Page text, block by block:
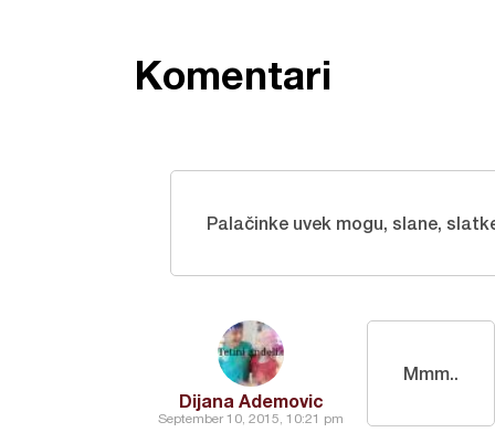
Komentari
Palačinke uvek mogu, slane,
Dijana Ademovic
September 10, 2015, 10:21 pm
Mmm..